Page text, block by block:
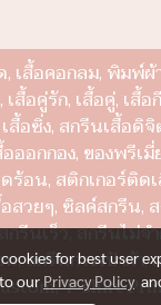
, เสื้อคอกลม, พิมพ์
อคู่รัก, เสื้อคู่, เสื้อ
สื้อซิ่ง, สกรีนเสื้อดิ
ออกกอง, ของพรีเ
ดร้อน, สติกเกอร์ติด
สวยๆ, ซิลค์สกรีน,
รีนเร็ว, สกรีนไม่
สกรีนกระเป๋าผ้า, ก
T-shirt
for best user
our Privacy Policy